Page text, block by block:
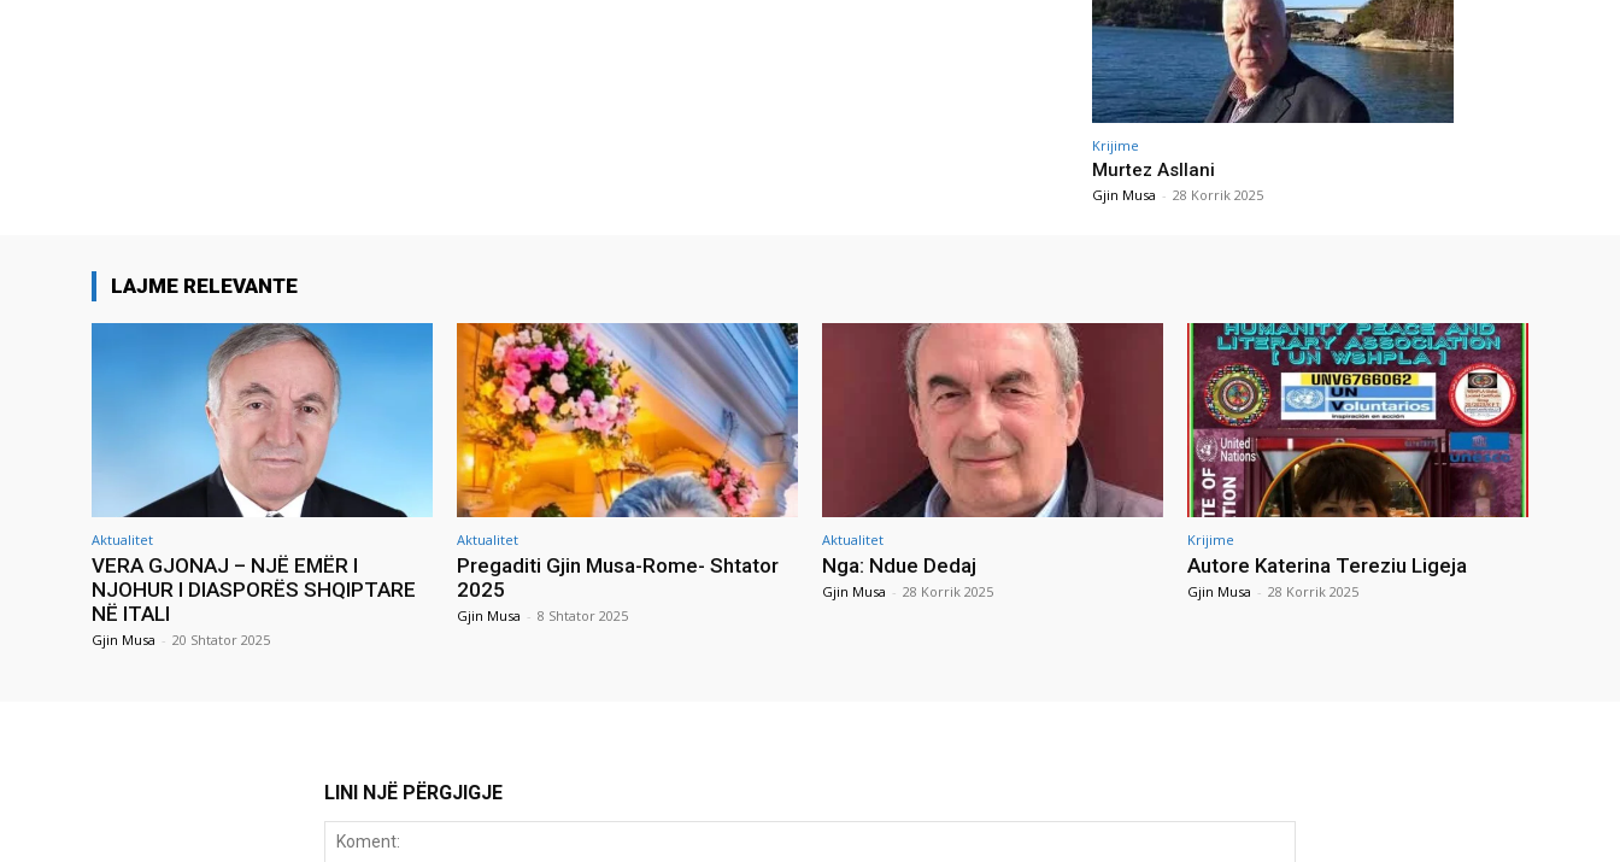
Krijime
Murtez Asllani
Gjin Musa - 28 Korrik 2025
LAJME RELEVANTE
Aktualitet
VERA GJONAJ – NJË EMËR I
NJOHUR I DIASPORËS SHQIPTARE
NË ITALI
Gjin Musa - 20 Shtator 2025
Aktualitet
Pregaditi Gjin Musa-Rome- Shtator
2025
Gjin Musa - 8 Shtator 2025
Aktualitet
Nga: Ndue Dedaj
Gjin Musa - 28 Korrik 2025
Krijime
Autore Katerina Tereziu Ligeja
Gjin Musa - 28 Korrik 2025
LINI NJË PËRGJIGJE